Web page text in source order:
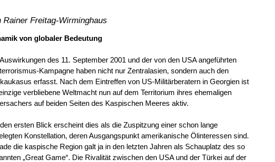
Rainer Freitag-Wirminghaus
von globaler Bedeutung
des 11. September 2001 und der von den USA angeführten
Kampagne haben nicht nur Zentralasien, sondern auch den
erfasst. Nach dem Eintreffen von US-Militärberatern in Georgien ist
verbliebene Weltmacht nun auf dem Territorium ihres ehemaligen
auf beiden Seiten des Kaspischen Meeres aktiv.
ersten Blick erscheint dies als die Zuspitzung einer schon lange
Konstellation, deren Ausgangspunkt amerikanische Ölinteressen sind.
die kaspische Region galt ja in den letzten Jahren als Schauplatz des so
„Great Game“. Die Rivalität zwischen den USA und der Türkei auf der